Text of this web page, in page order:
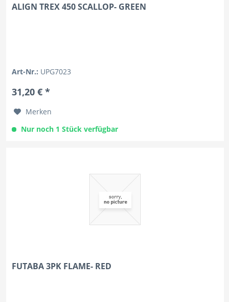
ALIGN TREX 450 SCALLOP- GREEN
Art-Nr.: UPG7023
31,20 € *
Merken
Nur noch 1 Stück verfügbar
FUTABA 3PK FLAME- RED